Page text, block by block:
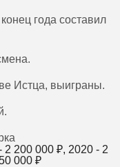
года составил
Истца, выиграны.
2 200 000 ₽, 2020 - 2
000 ₽